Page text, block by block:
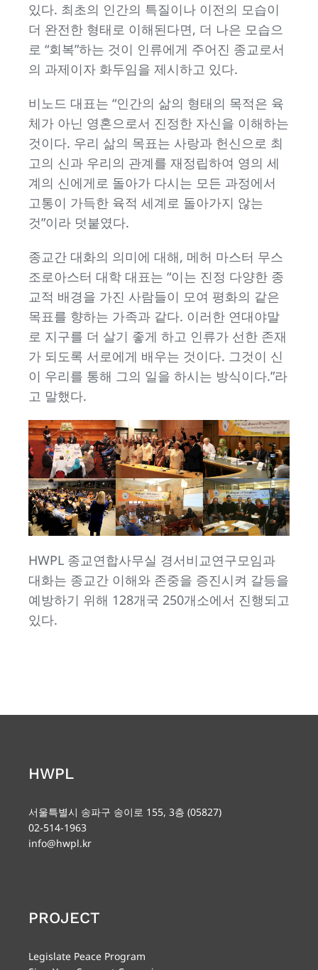
있다. 최초의 인간의 특질이나 이전의 모습이
더 완전한 형태로 이해된다면, 더 나은 모습으
로 “회복”하는 것이 인류에게 주어진 종교로서
의 과제이자 화두임을 제시하고 있다.
비노드 대표는 “인간의 삶의 형태의 목적은 육
체가 아닌 영혼으로서 진정한 자신을 이해하는
것이다. 우리 삶의 목표는 사랑과 헌신으로 최
고의 신과 우리의 관계를 재정립하여 영의 세
계의 신에게로 돌아가 다시는 모든 과정에서
고통이 가득한 육적 세계로 돌아가지 않는
것”이라 덧붙였다.
종교간 대화의 의미에 대해, 메허 마스터 무스
조로아스터 대학 대표는 “이는 진정 다양한 종
교적 배경을 가진 사람들이 모여 평화의 같은
목표를 향하는 가족과 같다. 이러한 연대야말
로 지구를 더 살기 좋게 하고 인류가 선한 존재
가 되도록 서로에게 배우는 것이다. 그것이 신
이 우리를 통해 그의 일을 하시는 방식이다.”라
고 말했다.
HWPL 종교연합사무실 경서비교연구모임과
대화는 종교간 이해와 존중을 증진시켜 갈등을
예방하기 위해 128개국 250개소에서 진행되고
있다.
HWPL
서울특별시 송파구 송이로 155, 3층 (05827)
02-514-1963
info@hwpl.kr
PROJECT
Legislate Peace Program